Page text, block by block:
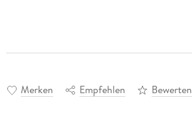
Merken Empfehlen Bewerten